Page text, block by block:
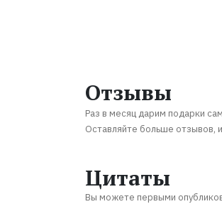
Отзывы
Раз в месяц дарим подарки
Оставляйте больше отзывов,
Цитаты
Вы можете первыми